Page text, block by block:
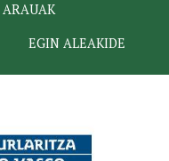
ARAUAK
EGIN ALEAKIDE